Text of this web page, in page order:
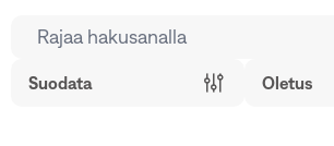
Suodata